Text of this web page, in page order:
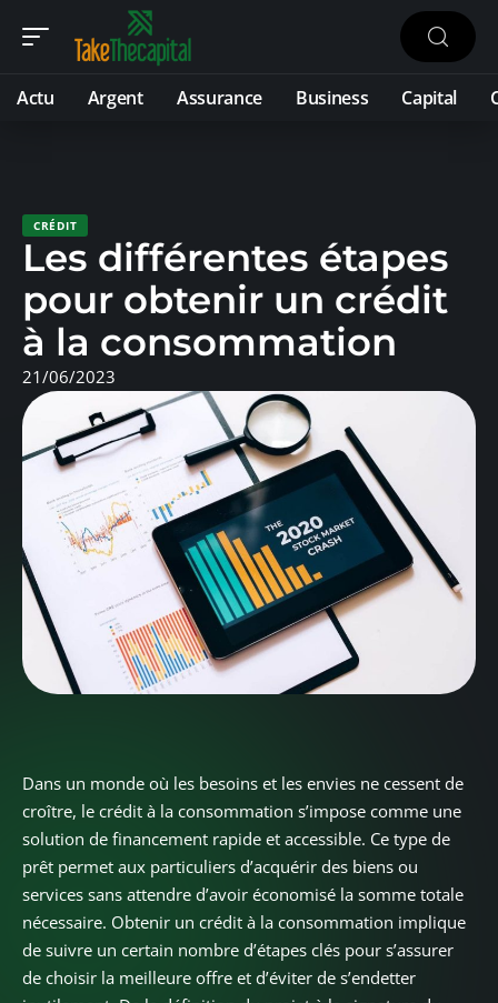
Actu Argent Assurance Business Capital
CRÉDIT
Les différentes étapes
pour obtenir un crédit
à la consommation
21/06/2023
Dans un monde où les besoins et les envies ne cessent de
croître, le crédit à la consommation s’impose comme une
solution de financement rapide et accessible. Ce type de
prêt permet aux particuliers d’acquérir des biens ou
services sans attendre d’avoir économisé la somme totale
nécessaire. Obtenir un crédit à la consommation implique
de suivre un certain nombre d’étapes clés pour s’assurer
de choisir la meilleure offre et d’éviter de s’endetter